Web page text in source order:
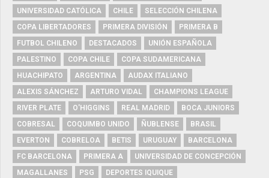
UNIVERSIDAD CATÓLICA
CHILE
SELECCIÓN CHILENA
COPA LIBERTADORES
PRIMERA DIVISIÓN
PRIMERA B
FUTBOL CHILENO
DESTACADOS
UNIÓN ESPAÑOLA
PALESTINO
COPA CHILE
COPA SUDAMERICANA
HUACHIPATO
ARGENTINA
AUDAX ITALIANO
ALEXIS SÁNCHEZ
ARTURO VIDAL
CHAMPIONS LEAGUE
RIVER PLATE
O'HIGGINS REAL MADRID
BOCA JUNIORS
COBRESAL
COQUIMBO UNIDO ÑUBLENSE
BRASIL
EVERTON
COBRELOA BETIS URUGUAY
BARCELONA
FC BARCELONA
PRIMERA A
UNIVERSIDAD DE CONCEPCIÓN
MAGALLANES
PSG DEPORTES IQUIQUE